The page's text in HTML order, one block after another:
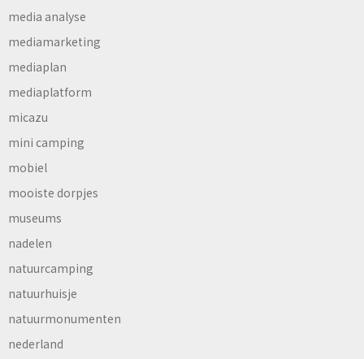
media analyse
mediamarketing
mediaplan
mediaplatform
micazu
mini camping
mobiel
mooiste dorpjes
museums
nadelen
natuurcamping
natuurhuisje
natuurmonumenten
nederland